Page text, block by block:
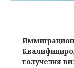
получения